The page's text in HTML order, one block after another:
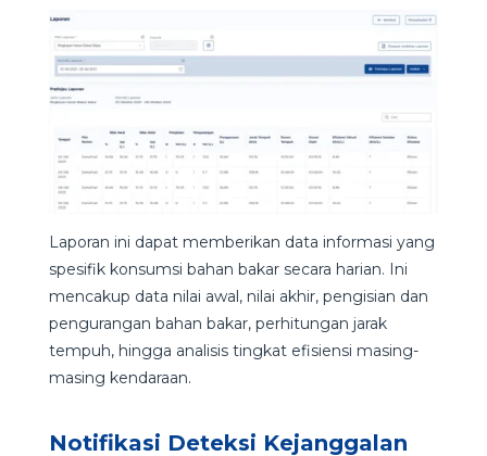
Laporan ini dapat memberikan data informasi yang
spesifik konsumsi bahan bakar secara harian. Ini
mencakup data nilai awal, nilai akhir, pengisian dan
pengurangan bahan bakar, perhitungan jarak
tempuh, hingga analisis tingkat efisiensi masing-
masing kendaraan.
Notifikasi Deteksi Kejanggalan